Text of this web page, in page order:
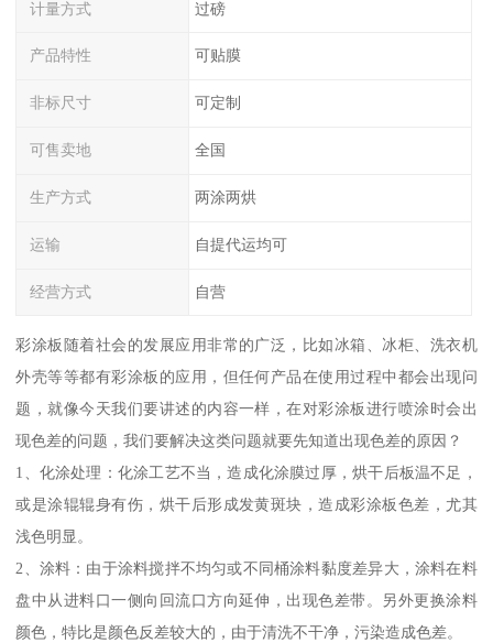
计量方式 过磅
产品特性 可贴膜
非标尺寸 可定制
可售卖地 全国
生产方式 两涂两烘
运输 自提代运均可
经营方式 自营
彩涂板随着社会的发展应用非常的广泛，比如冰箱、冰柜、洗衣机
外壳等等都有彩涂板的应用，但任何产品在使用过程中都会出现问
题，就像今天我们要讲述的内容一样，在对彩涂板进行喷涂时会出
现色差的问题，我们要解决这类问题就要先知道出现色差的原因？
1、化涂处理：化涂工艺不当，造成化涂膜过厚，烘干后板温不足，
或是涂辊辊身有伤，烘干后形成发黄斑块，造成彩涂板色差，尤其
浅色明显。
2、涂料：由于涂料搅拌不均匀或不同桶涂料黏度差异大，涂料在料
盘中从进料口一侧向回流口方向延伸，出现色差带。另外更换涂料
颜色，特比是颜色反差较大的，由于清洗不干净，污染造成色差。